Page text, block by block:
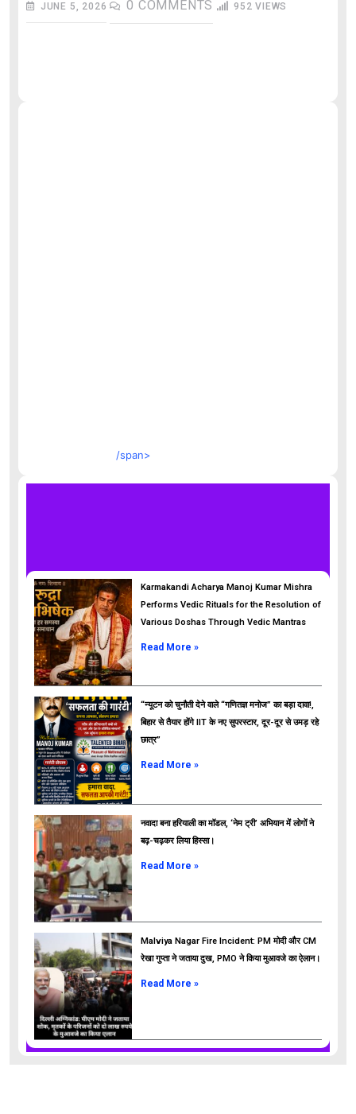
JUNE 5, 2026 0 COMMENTS 952 VIEWS
/span>
ads
Karmakandi Acharya Manoj Kumar Mishra
Performs Vedic Rituals for the Resolution of
Various Doshas Through Vedic Mantras
Read More »
“न्यूटन को चुनौती देने वाले “गणितज्ञ मनोज” का बड़ा दावा!,
बिहार से तैयार होंगे IIT के नए सुपरस्टार, दूर-दूर से उमड़ रहे
छात्र”
Read More »
नवादा बना हरियाली का मॉडल, ‘नेम ट्री’ अभियान में लोगों ने
बढ़-चढ़कर लिया हिस्सा।
Read More »
Malviya Nagar Fire Incident: PM मोदी और CM
रेखा गुप्ता ने जताया दुख, PMO ने किया मुआवजे का ऐलान।
Read More »